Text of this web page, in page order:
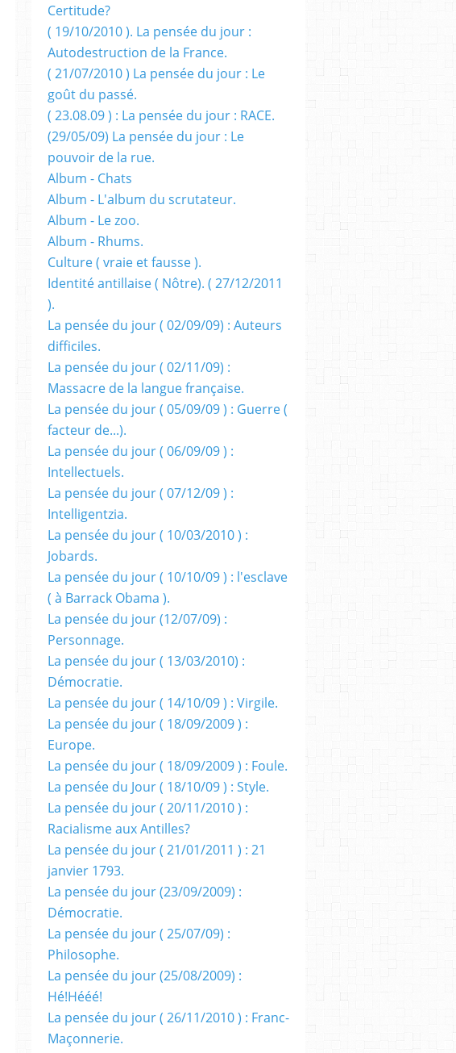
Certitude?
( 19/10/2010 ). La pensée du jour :
Autodestruction de la France.
( 21/07/2010 ) La pensée du jour : Le
goût du passé.
( 23.08.09 ) : La pensée du jour : RACE.
(29/05/09) La pensée du jour : Le
pouvoir de la rue.
Album - Chats
Album - L'album du scrutateur.
Album - Le zoo.
Album - Rhums.
Culture ( vraie et fausse ).
Identité antillaise ( Nôtre). ( 27/12/2011
).
La pensée du jour ( 02/09/09) : Auteurs
difficiles.
La pensée du jour ( 02/11/09) :
Massacre de la langue française.
La pensée du jour ( 05/09/09 ) : Guerre (
facteur de...).
La pensée du jour ( 06/09/09 ) :
Intellectuels.
La pensée du jour ( 07/12/09 ) :
Intelligentzia.
La pensée du jour ( 10/03/2010 ) :
Jobards.
La pensée du jour ( 10/10/09 ) : l'esclave
( à Barrack Obama ).
La pensée du jour (12/07/09) :
Personnage.
La pensée du jour ( 13/03/2010) :
Démocratie.
La pensée du jour ( 14/10/09 ) : Virgile.
La pensée du jour ( 18/09/2009 ) :
Europe.
La pensée du jour ( 18/09/2009 ) : Foule.
La pensée du Jour ( 18/10/09 ) : Style.
La pensée du jour ( 20/11/2010 ) :
Racialisme aux Antilles?
La pensée du jour ( 21/01/2011 ) : 21
janvier 1793.
La pensée du jour (23/09/2009) :
Démocratie.
La pensée du jour ( 25/07/09) :
Philosophe.
La pensée du jour (25/08/2009) :
Hé!Hééé!
La pensée du jour ( 26/11/2010 ) : Franc-
Maçonnerie.